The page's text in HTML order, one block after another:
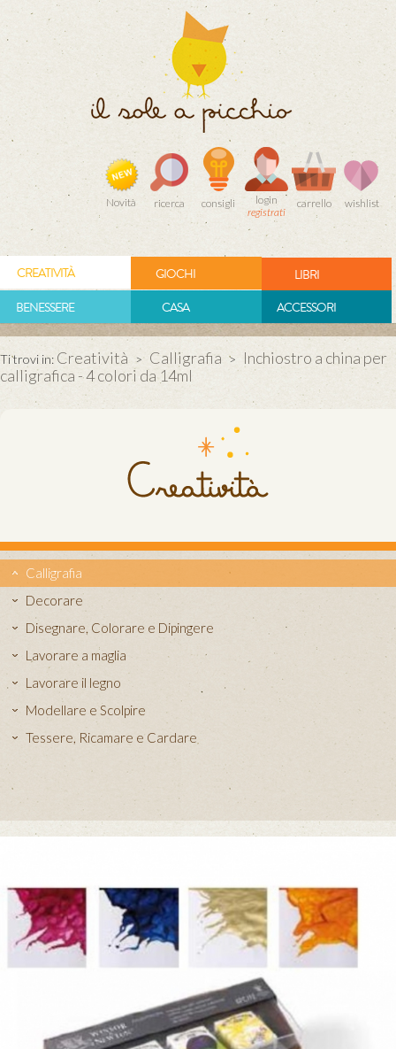
Novità ricerca consigli
login
registrati
carrello wishlist
CREATIVITÀ GIOCHI
LIBRI
BENESSERE
CASA ACCESSORI
Ti trovi in: Creatività > Calligrafia >
Inchiostro a china per
calligrafica - 4 colori da 14ml
Calligrafia
Decorare
Disegnare, Colorare e Dipingere
Lavorare a maglia
Lavorare il legno
Modellare e Scolpire
Tessere, Ricamare e Cardare